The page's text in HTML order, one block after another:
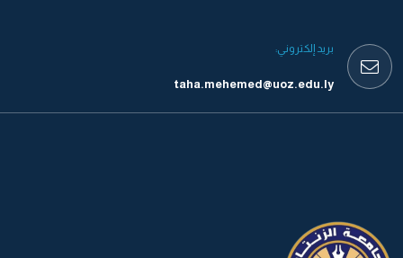
بريد إلكتروني:
taha.mehemed@uoz.edu.ly